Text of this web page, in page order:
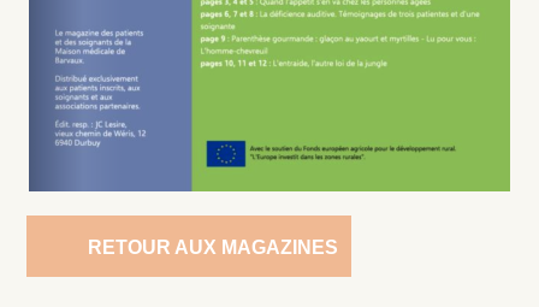
RETOUR AUX MAGAZINES